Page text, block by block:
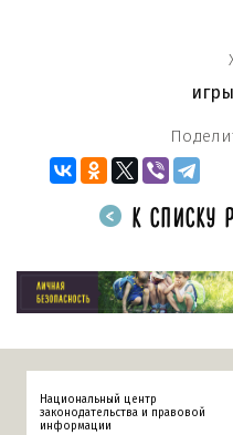
игры
К СПИСКУ
Национальный центр
законодательства и правовой
информации